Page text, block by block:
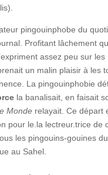
pingouinphobe du
Profitant lâchement
assez peu sur
un malin plaisir à les
La pingouinphobie
la banalisait, en faisait
Monderelayait. Ce départ
pour le.la lectreur.trice de
les pingouins-gouines
au Sahel.